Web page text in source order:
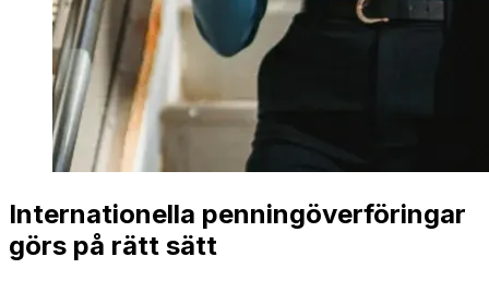
Internationella penningöverföringar
görs på rätt sätt